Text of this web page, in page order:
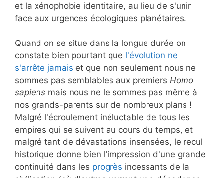
et la xénophobie identitaire, au lieu de s'unir
face aux urgences écologiques planétaires.
Quand on se situe dans la longue durée on
constate bien pourtant que l'évolution ne
s'arrête jamais et que non seulement nous ne
sommes pas semblables aux premiers Homo
sapiens mais nous ne le sommes pas même à
nos grands-parents sur de nombreux plans !
Malgré l'écroulement inéluctable de tous les
empires qui se suivent au cours du temps, et
malgré tant de dévastations insensées, le recul
historique donne bien l'impression d'une grande
continuité dans les progrès incessants de la